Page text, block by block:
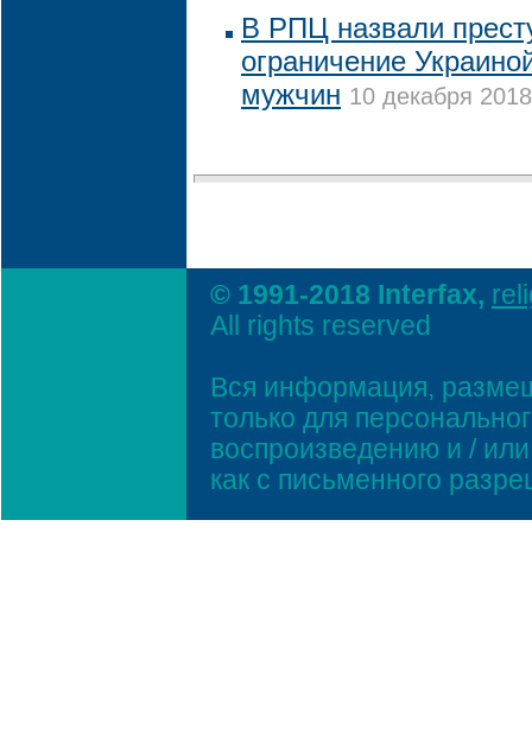
В РПЦ назвали
ограничение
мужчин 10 декабря
© 1991-2018 Interfax,
All rights reserved
Вся информация,
только для
воспроизведению и /
как с письменного